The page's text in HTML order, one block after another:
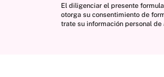
El diligenciar el presente
otorga su consentimiento de
trate su información personal de